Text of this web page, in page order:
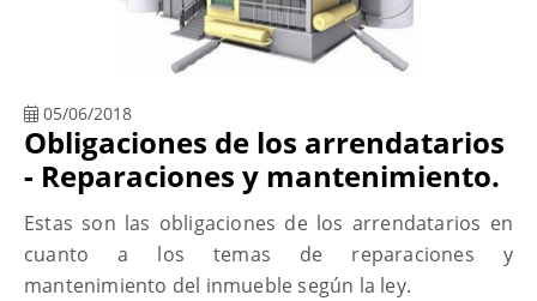
05/06/2018
Obligaciones de los arrendatarios
- Reparaciones y mantenimiento.
Estas son las obligaciones de los arrendatarios en
cuanto a los temas de reparaciones y
mantenimiento del inmueble según la ley.